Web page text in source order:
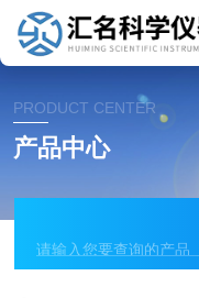
PRODUCT CENTER
产品中心